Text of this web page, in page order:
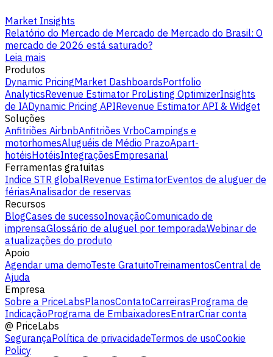
Market Insights
Relatório do Mercado de Mercado de Mercado do Brasil: O
mercado de 2026 está saturado?
Leia mais
Produtos
Dynamic PricingMarket DashboardsPortfolio
AnalyticsRevenue Estimator ProListing OptimizerInsights
de IADynamic Pricing APIRevenue Estimator API & Widget
Soluções
Anfitriões AirbnbAnfitriões VrboCampings e
motorhomesAluguéis de Médio PrazoApart-
hotéisHotéisIntegraçõesEmpresarial
Ferramentas gratuitas
Indice STR globalRevenue EstimatorEventos de aluguer de
fériasAnalisador de reservas
Recursos
BlogCases de sucessoInovaçãoComunicado de
imprensaGlossário de aluguel por temporadaWebinar de
atualizações do produto
Apoio
Agendar uma demoTeste GratuitoTreinamentosCentral de
Ajuda
Empresa
Sobre a PriceLabsPlanosContatoCarreirasPrograma de
IndicaçãoPrograma de EmbaixadoresEntrarCriar conta
@ PriceLabs
SegurançaPolítica de privacidadeTermos de usoCookie
Policy